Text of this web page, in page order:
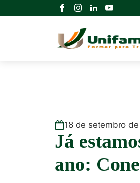
18 de setembro de
Já
ano: